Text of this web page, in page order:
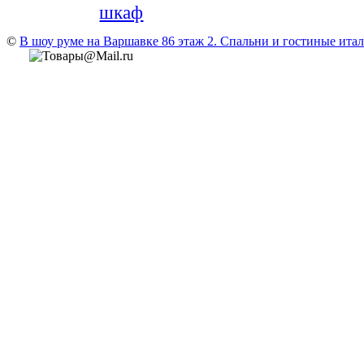
шкаф
© В шоу руме на Варшавке 86 этаж 2. Cпальни и гостиные